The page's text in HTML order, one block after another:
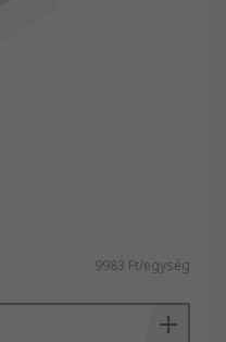
9983 Ft/egység